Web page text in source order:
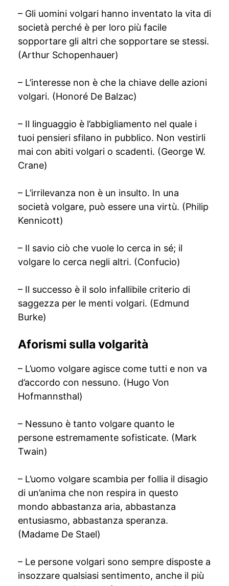
– Gli uomini volgari hanno inventato la vita di
società perché è per loro più facile
sopportare gli altri che sopportare se stessi.
(Arthur Schopenhauer)
– L’interesse non è che la chiave delle azioni
volgari. (Honoré De Balzac)
– Il linguaggio è l’abbigliamento nel quale i
tuoi pensieri sfilano in pubblico. Non vestirli
mai con abiti volgari o scadenti. (George W.
Crane)
– L’irrilevanza non è un insulto. In una
società volgare, può essere una virtù. (Philip
Kennicott)
– Il savio ciò che vuole lo cerca in sé; il
volgare lo cerca negli altri. (Confucio)
– Il successo è il solo infallibile criterio di
saggezza per le menti volgari. (Edmund
Burke)
Aforismi sulla volgarità
– L’uomo volgare agisce come tutti e non va
d’accordo con nessuno. (Hugo Von
Hofmannsthal)
– Nessuno è tanto volgare quanto le
persone estremamente sofisticate. (Mark
Twain)
– L’uomo volgare scambia per follia il disagio
di un’anima che non respira in questo
mondo abbastanza aria, abbastanza
entusiasmo, abbastanza speranza.
(Madame De Stael)
– Le persone volgari sono sempre disposte a
insozzare qualsiasi sentimento, anche il più